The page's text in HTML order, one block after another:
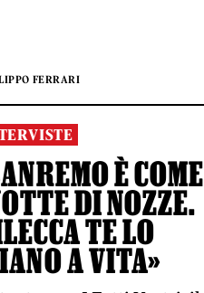
FERRARI
È COME
DI NOZZE.
TE LO
A VITA»